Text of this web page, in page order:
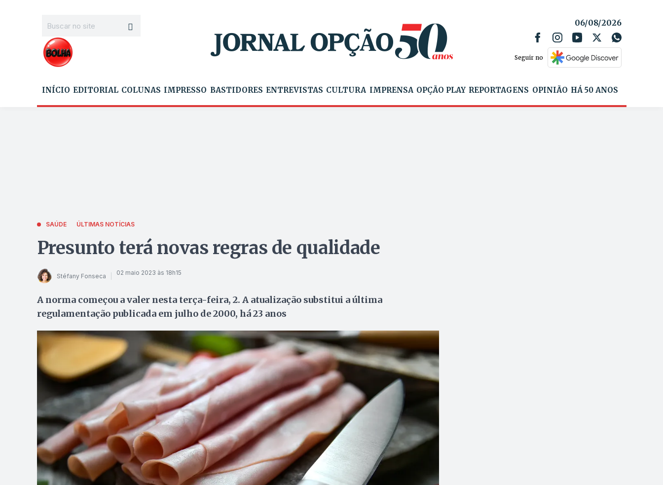
06/08/2026
Seguir no
INÍCIO EDITORIAL COLUNAS IMPRESSO BASTIDORES ENTREVISTAS CULTURA IMPRENSA OPÇÃO PLAY REPORTAGENS OPINIÃO HÁ 50 ANOS
SAÚDE ÚLTIMAS NOTÍCIAS
Presunto terá novas regras de qualidade
Stéfany Fonseca 02 maio 2023 às 18h15
A norma começou a valer nesta terça-feira, 2. A atualização substitui a última
regulamentação publicada em julho de 2000, há 23 anos